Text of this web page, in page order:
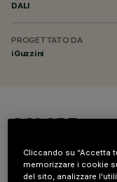
DALI
PROGETTATO DA
iGuzzini
COLORE
Cliccando su “Accetta
memorizzare i cookie
del sito, analizzare